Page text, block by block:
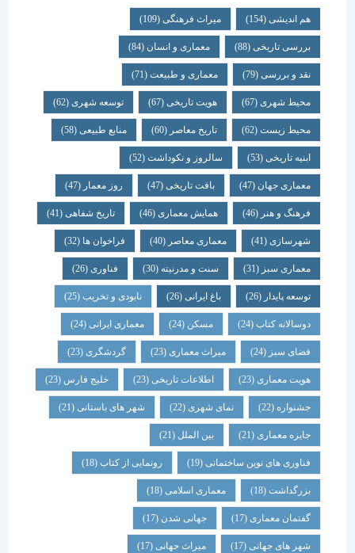
هم اندیشی(154) میراث فرهنگی(109)
بررسی تاریخی(88) معماری و انسان(84)
نقد و بررسی(79) معماری و طبیعت(71)
محیط شهری(67) هویت تاریخی(67) توسعه شهری(62)
محیط زیست(62) تاریخ معاصر(60) منابع طبیعی(58)
ابنیه تاریخی(53) سالروز و نکوداشت(52)
معماری جهان(47) بافت تاریخی(47) روز معمار(47)
فرهنگ و هنر(46) همایش معماری(46) تاریخ شفاهی(41)
شهرسازی(41) معماری معاصر(40) فراخوان ها(32)
معماری سبز(31) سنت و مدرنیته(30) فناوری(26)
توسعه پایدار(26) باغ ایرانی (26) نابودی و تخریب (25)
دوسالانه کتاب(24) مسکن(24) معماری ایرانی (24)
فضای سبز(24) میراث معماری(23) گردشگری(23)
هویت معماری(23) اطلاعات تاریخی(23) خلیج فارس (23)
جشنواره(22) نمای شهری(22) شهر های باستانی(21)
جایزه معماری(21) بین الملل(21)
فناوری های نوین ساختمانی(19) رونمایی از کتاب(18)
بزرگداشت(18) معماری اسلامی(18)
گفتمان معماری(17) جهانی شدن(17)
شهر های جهانی(17) میراث جهانی(17)